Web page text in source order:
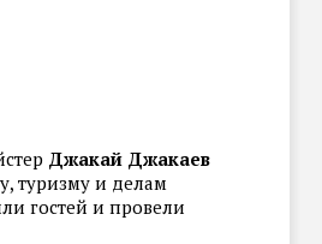
Джакай Джакаев
туризму и делам
гостей и провели